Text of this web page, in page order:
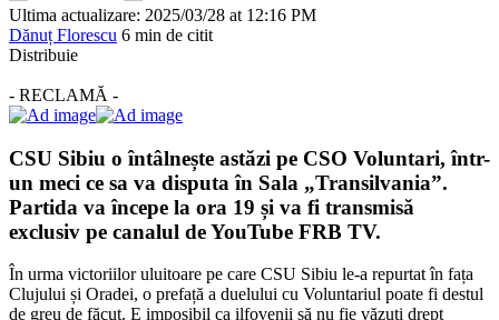
Ultima actualizare: 2025/03/28 at 12:16 PM
Dănuț Florescu 6 min de citit
Distribuie
- RECLAMĂ -
CSU Sibiu o întâlnește astăzi pe CSO Voluntari, într-
un meci ce sa va disputa în Sala „Transilvania”.
Partida va începe la ora 19 și va fi transmisă
exclusiv pe canalul de YouTube FRB TV.
În urma victoriilor uluitoare pe care CSU Sibiu le-a repurtat în fața
Clujului și Oradei, o prefață a duelului cu Voluntariul poate fi destul
de greu de făcut. E imposibil ca ilfovenii să nu fie văzuți drept